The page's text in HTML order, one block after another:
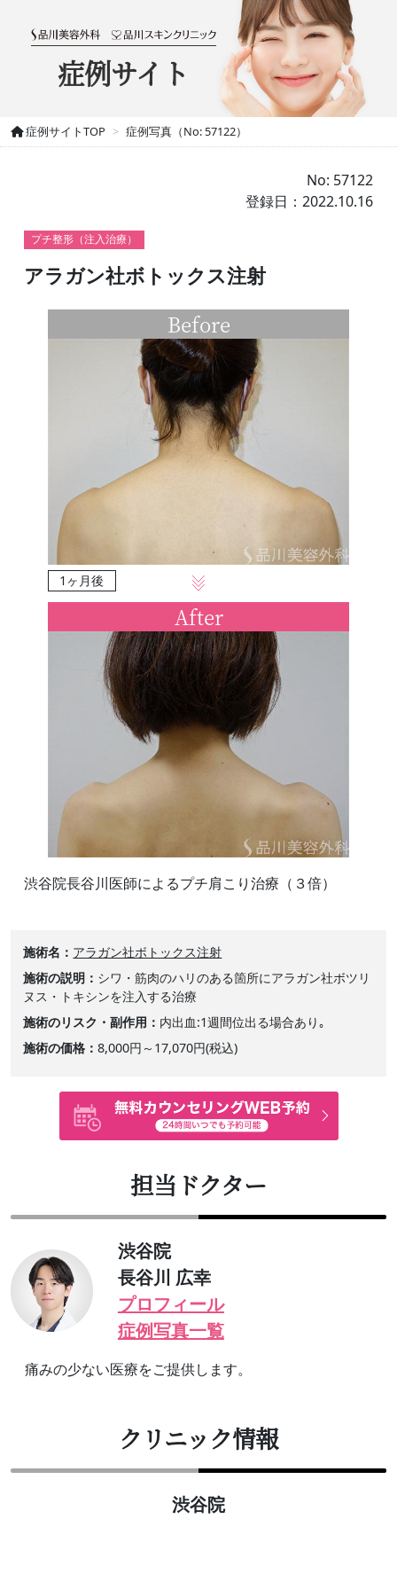
症例サイト
症例サイトTOP 症例写真（No: 57122）
No: 57122
登録日：2022.10.16
プチ整形（注入治療）
アラガン社ボトックス注射
Before
1ヶ月後
After
渋谷院長谷川医師によるプチ肩こり治療（３倍）
施術名
アラガン社ボトックス注射
施術の説明
シワ・筋肉のハリのある箇所にアラガン社ボツリ
ヌス・トキシンを注入する治療
施術のリスク・副作用
内出血:1週間位出る場合あり｡
施術の価格
8,000円～17,070円(税込)
担当ドクター
渋谷院
長谷川 広幸
プロフィール
症例写真一覧
痛みの少ない医療をご提供します。
クリニック情報
渋谷院